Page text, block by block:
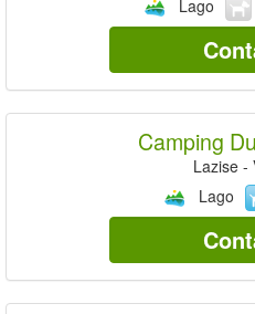
Lago
Camping
Lazise -
Lago